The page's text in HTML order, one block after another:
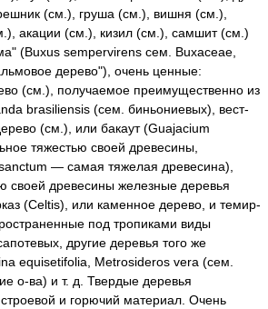
(см.), груша (см.), вишня (см.),
акации (см.), кизил (см.), самшит (см.)
(Buxus sempervirens сем. Buxaceae,
дерево"), очень ценные:
(см.), получаемое преимущественно из
brasiliensis (сем. биньониевых), вест-
(см.), или бакаут (Guajacium
тяжестью своей древесины,
— самая тяжелая древесина),
своей древесины железные деревья
(Celtis), или каменное дерево, и темир-
под тропиками виды
другие деревья того же
equisetifolia, Metrosideros vera (сем.
о-ва) и т. д. Твердые деревья
и горючий материал. Очень